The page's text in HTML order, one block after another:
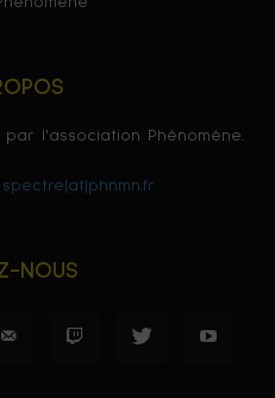
l'association Phénomène.
spectre(at)phnmn.fr
NOUS